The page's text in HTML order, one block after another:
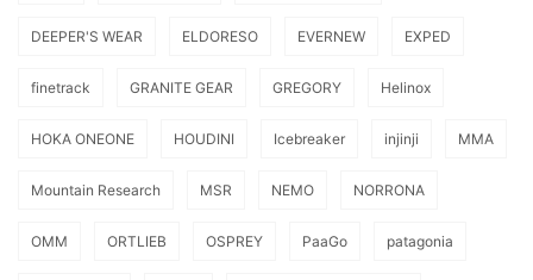
DEEPER'S WEAR ELDORESO EVERNEW EXPED
finetrack GRANITE GEAR GREGORY Helinox
HOKA ONEONE HOUDINI Icebreaker injinji MMA
Mountain Research MSR NEMO NORRONA
OMM ORTLIEB OSPREY PaaGo patagonia